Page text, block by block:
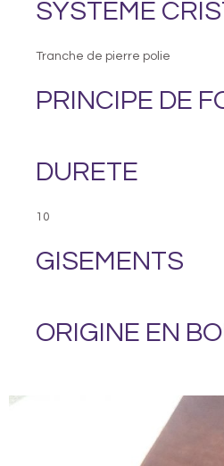
SYSTEME
Tranche de pierre polie
PRINCIPE DE
DURETE
10
GISEMENTS
ORIGINE EN